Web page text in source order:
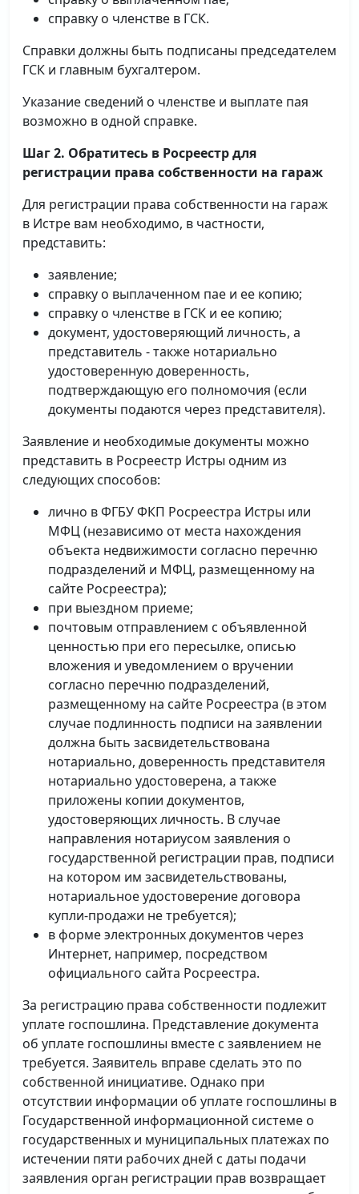
справку о членстве в ГСК.
Справки должны быть подписаны председателем
ГСК и главным бухгалтером.
Указание сведений о членстве и выплате пая
возможно в одной справке.
Шаг 2. Обратитесь в Росреестр для
регистрации права собственности на гараж
Для регистрации права собственности на гараж
в Истре вам необходимо, в частности,
представить:
заявление;
справку о выплаченном пае и ее копию;
справку о членстве в ГСК и ее копию;
документ, удостоверяющий личность, а
представитель - также нотариально
удостоверенную доверенность,
подтверждающую его полномочия (если
документы подаются через представителя).
Заявление и необходимые документы можно
представить в Росреестр Истры одним из
следующих способов:
лично в ФГБУ ФКП Росреестра Истры или
МФЦ (независимо от места нахождения
объекта недвижимости согласно перечню
подразделений и МФЦ, размещенному на
сайте Росреестра);
при выездном приеме;
почтовым отправлением с объявленной
ценностью при его пересылке, описью
вложения и уведомлением о вручении
согласно перечню подразделений,
размещенному на сайте Росреестра (в этом
случае подлинность подписи на заявлении
должна быть засвидетельствована
нотариально, доверенность представителя
нотариально удостоверена, а также
приложены копии документов,
удостоверяющих личность. В случае
направления нотариусом заявления о
государственной регистрации прав, подписи
на котором им засвидетельствованы,
нотариальное удостоверение договора
купли-продажи не требуется);
в форме электронных документов через
Интернет, например, посредством
официального сайта Росреестра.
За регистрацию права собственности подлежит
уплате госпошлина. Представление документа
об уплате госпошлины вместе с заявлением не
требуется. Заявитель вправе сделать это по
собственной инициативе. Однако при
отсутствии информации об уплате госпошлины в
Государственной информационной системе о
государственных и муниципальных платежах по
истечении пяти рабочих дней с даты подачи
заявления орган регистрации прав возвращает